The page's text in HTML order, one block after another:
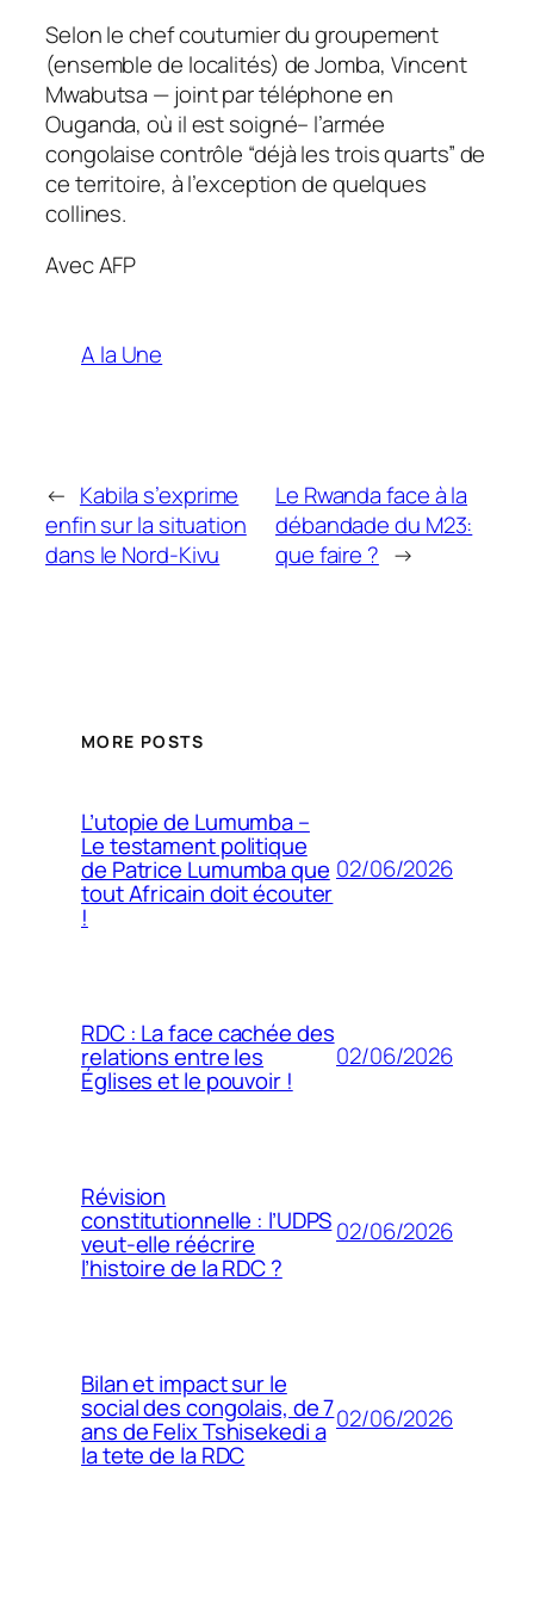
Selon le chef coutumier du groupement
(ensemble de localités) de Jomba, Vincent
Mwabutsa — joint par téléphone en
Ouganda, où il est soigné– l’armée
congolaise contrôle “déjà les trois quarts” de
ce territoire, à l’exception de quelques
collines.
Avec AFP
A la Une
← Kabila s’exprime
enfin sur la situation
dans le Nord-Kivu
Le Rwanda face à la
débandade du M23:
que faire ? →
MORE POSTS
L’utopie de Lumumba –
Le testament politique
de Patrice Lumumba que
tout Africain doit écouter
!
02/06/2026
RDC : La face cachée des
relations entre les
Églises et le pouvoir !
02/06/2026
Révision
constitutionnelle : l’UDPS
veut-elle réécrire
l’histoire de la RDC ?
02/06/2026
Bilan et impact sur le
social des congolais, de 7
ans de Felix Tshisekedi a
la tete de la RDC
02/06/2026